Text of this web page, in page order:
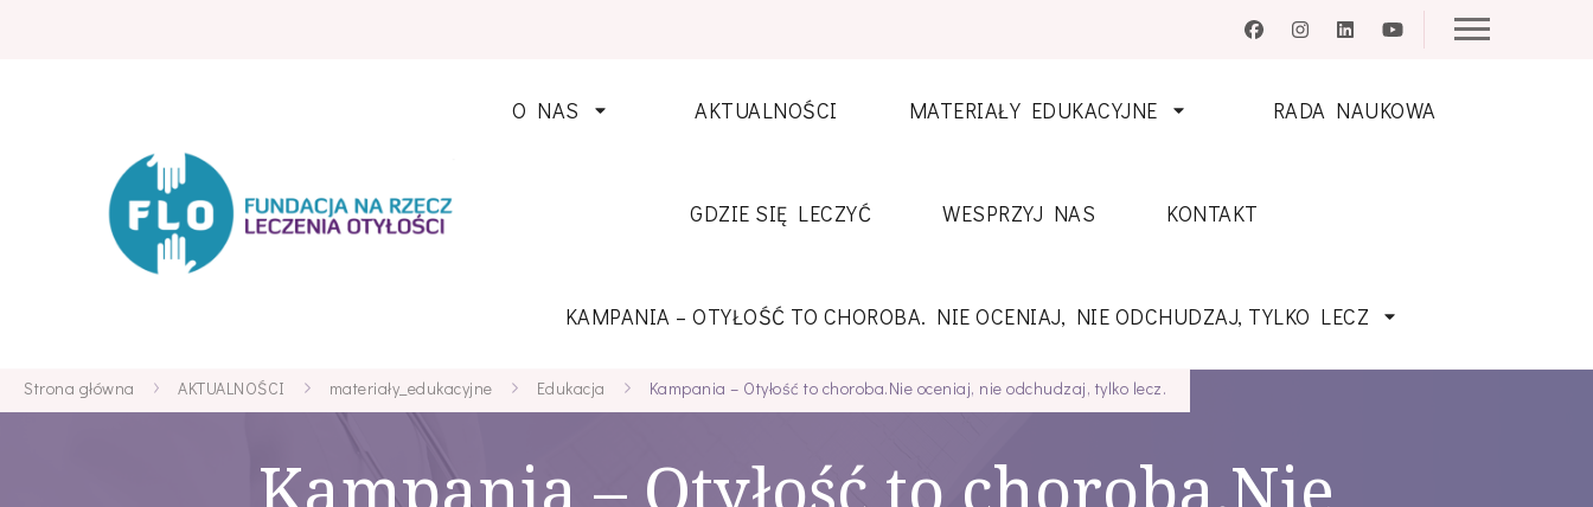
O NAS AKTUALNOŚCI MATERIAŁY EDUKACYJNE RADA NAUKOWA
GDZIE SIĘ LECZYĆ WESPRZYJ NAS KONTAKT
KAMPANIA – OTYŁOŚĆ TO CHOROBA. NIE OCENIAJ, NIE ODCHUDZAJ, TYLKO LECZ
Strona główna AKTUALNOŚCI materiały_edukacyjne Edukacja Kampania – Otyłość to choroba.Nie oceniaj, nie odchudzaj, tylko lecz.
Kampania – Otyłość to choroba.Nie